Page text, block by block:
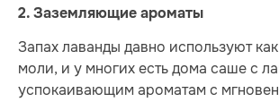
2. Заземляющие ароматы
Запах лаванды давно используют
моли, и у многих есть дома саше с
успокаивающим ароматам с